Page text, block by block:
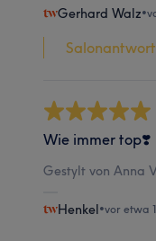
Gerhard Walz•
Wie immer top❣️
Gestylt von Anna
Henkel•vor etwa